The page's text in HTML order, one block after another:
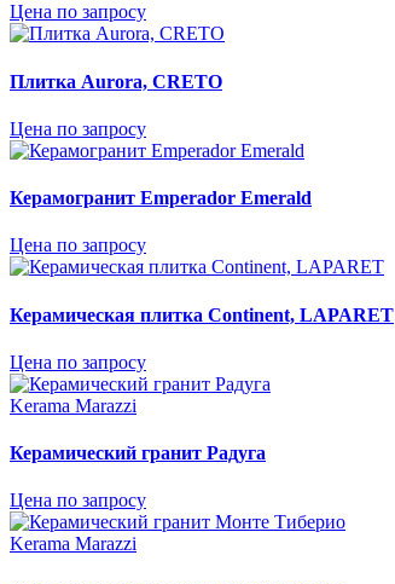
Цена по запросу
Плитка Aurora, CRETO
Цена по запросу
Керамогранит Emperador Emerald
Цена по запросу
Керамическая плитка Continent, LAPARET
Цена по запросу
Kerama Marazzi
Керамический гранит Радуга
Цена по запросу
Kerama Marazzi